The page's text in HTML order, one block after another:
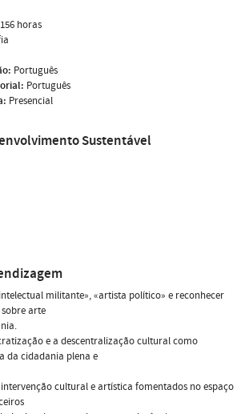
horas
Português
Português
Presencial
Sustentável
militante», «artista político» e reconhecer
arte
e a descentralização cultural como
da cidadania plena e
cultural e artística fomentados no espaço